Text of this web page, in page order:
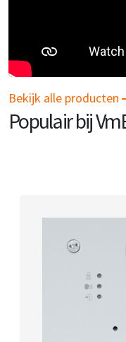
Bekijk alle producten
Populair bij